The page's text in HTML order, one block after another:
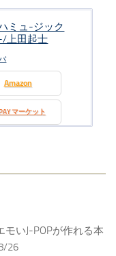
ミュ-ジック
上田起士
Amazon
マーケット
いJ-POPが作れる本
26